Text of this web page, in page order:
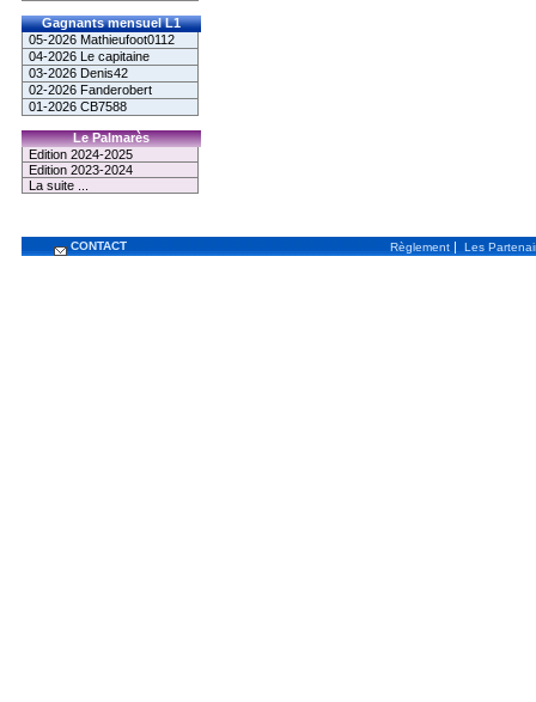
Gagnants mensuel L1
05-2026 Mathieufoot0112
04-2026 Le capitaine
03-2026 Denis42
02-2026 Fanderobert
01-2026 CB7588
Le Palmarès
Edition 2024-2025
Edition 2023-2024
La suite ...
CONTACT Règlement | Les